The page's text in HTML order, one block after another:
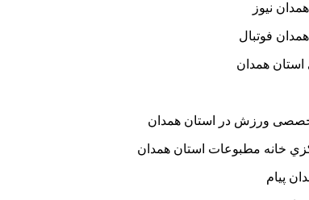
همدان
تخصصی ورزش در استان همدان
خانه مطبوعات استان همدان
پیام